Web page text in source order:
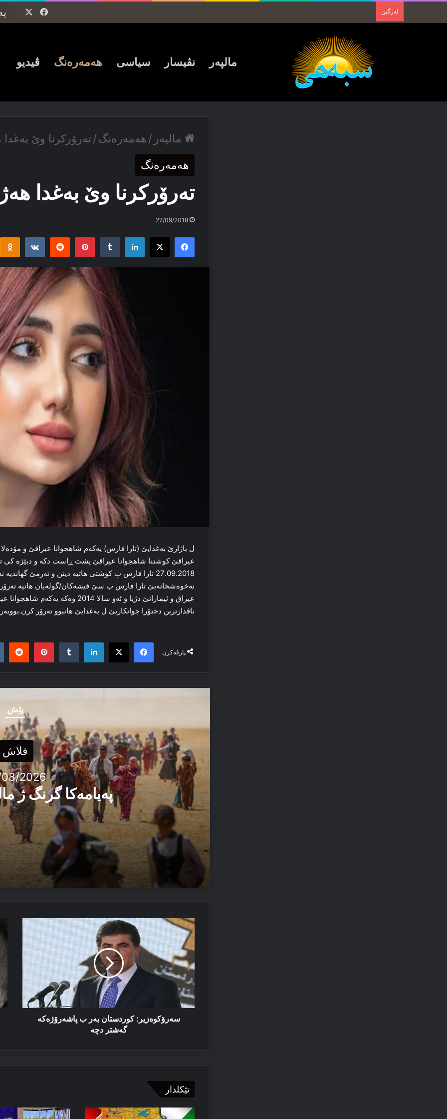
لەزگین Facebook
مالپەر نڤیسار سیاسی ھەمەرەنگ ڤیدیو
مالپەر / ھەمەرەنگ/تەرۆركرنا وێ بەغدا
ھەمەرەنگ
تەرۆركرنا وێ بەغدا
27/09/2018
Facebook
X
LinkedIn
Tumblr
Pinterest
Reddit
ل باژارێ به‌غدایێ (تارا فارس) یه‌که‌م شاهجوانا عیراقێ و
عیراقێ کوشتنا شاهجوانا عیراقێ پشت ڕاست دکه‌ و دبێژه‌
27.09.2018 تارا فارس ب کوشتی هاتیه‌ دیتن و ته‌رمێ
عیراق و ئیماراتێ دژیا و ئه‌و سالا
ناڤدارترین دختۆرا جوانکاریێ ل به‌غدایێ هاتبوو ته‌رۆر
پارڤەکرن
Facebook
X
LinkedIn
Tumblr
پێش
فلاش
2026
پەیامەكا گرنگ ژ
03/08/2026
پەیامەكا گرنگ ژ مالپەرێ سبەهی
پەیاما پیرۆزباهییێ بۆ سەرۆکێ هەرێما کوردستانێ
سەرۆكوەزیر:
كوردستان
بەر
ب
پاشەرۆژەكە
گەشتر
دچە
سەرۆكوەزیر: كوردستان بەر ب پاشەرۆژەكە
گەشتر دچە
ب
تێکلدار